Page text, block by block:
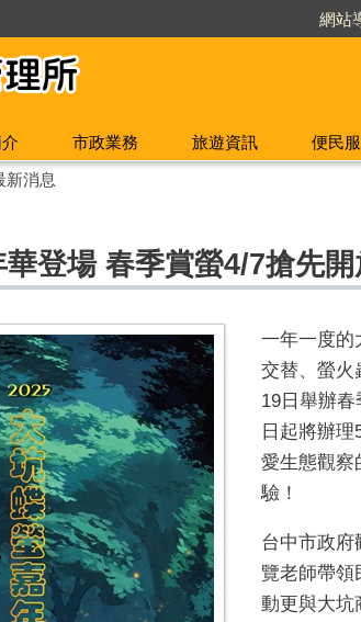
網站
市政業務 旅遊資訊 便民
新消息
登場 春季賞螢4/7搶先開
一年一度的
交替、螢火
19日舉辦
日起將辦
愛生態觀察
驗！
台中市政府
覽老師帶領
動更與大坑